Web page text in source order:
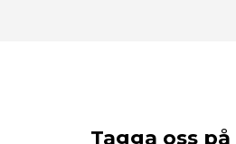
Tagga oss